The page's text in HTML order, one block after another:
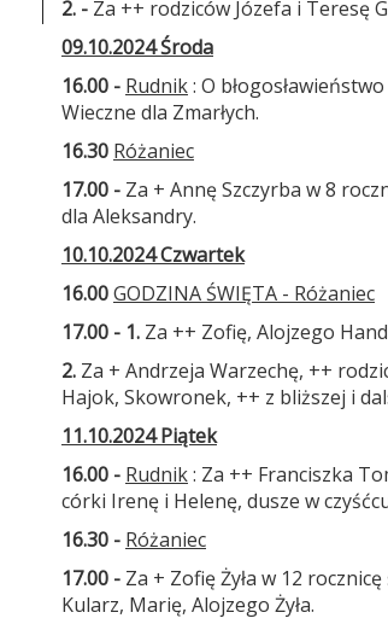
2. - Za ++ rodziców Józefa i Teresę
09.10.2024 Środa
16.00 - Rudnik: O
Wieczne dla Zmarłych.
16.30 Różaniec
17.00 - Za + Annę Szczyrba w 8
dla Aleksandry.
10.10.2024 Czwartek
16.00GODZINA ŚWIĘTA - Różaniec
17.00 - 1. Za ++ Zofię, Alojzego
2. Za + Andrzeja Warzechę, ++
Hajok, Skowronek, ++ z bliższej i
11.10.2024 Piątek
16.00 - Rudnik: Za ++ Franciszka
córki Irenę i Helenę, dusze w
16.30 - Różaniec
17.00 - Za + Zofię Żyła w 12
Kularz, Marię, Alojzego Żyła.